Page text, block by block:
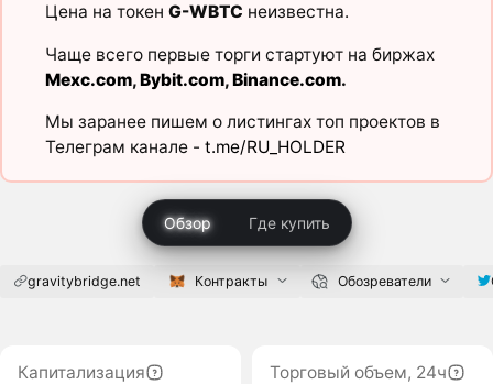
Цена на токен G-WBTC неизвестна.
Чаще всего первые торги стартуют на биржах
Mexc.com,Bybit.com,Binance.com.
Мы заранее пишем о листингах топ проектов в
Телеграм канале - t.me/RU_HOLDER
Обзор Где купить
gravitybridge.net Контракты Обозреватели
Капитализация
Торговый объем, 24ч